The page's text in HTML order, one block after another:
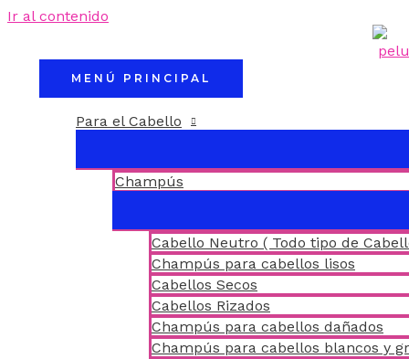
Ir al contenido
MENÚ PRINCIPAL
Para el Cabello
Champús
Cabello Neutro ( Todo tipo de
Champús para cabellos lisos
Cabellos Secos
Cabellos Rizados
Champús para cabellos dañados
Champús para cabellos blancos y